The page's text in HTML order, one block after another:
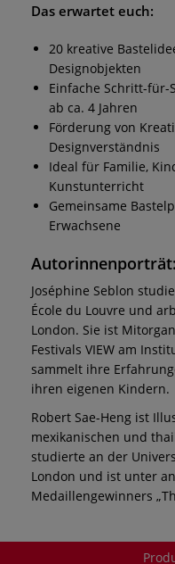
Das erwartet euch:
20 kreative
Designobjekten
Einfache Schritt-
ab ca. 4 Jahren
Förderung von
Designverständnis
Ideal für Familie,
Kunstunterricht
Gemeinsame
Erwachsene
Autorinnenporträt:
Joséphine Seblon
École du Louvre und
London. Sie ist
Festivals VIEW am
sammelt ihre
ihren eigenen Kindern.
Robert Sae-Heng ist
mexikanischen und
studierte an der
London und ist unter
Medaillengewinners